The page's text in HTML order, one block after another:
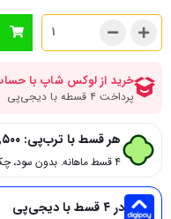
هر قسط با ترب‌پی:
۴ قسط ماهانه. بدون سود، چک و ضامن.
در ۴ قسط با دیجی‌پی